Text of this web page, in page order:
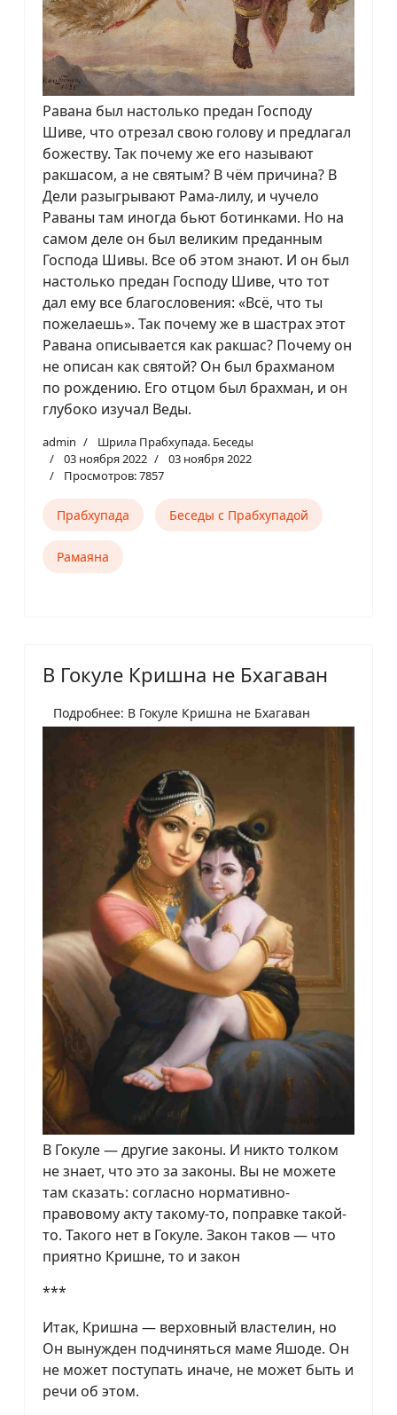
Равана был настолько предан Господу
Шиве, что отрезал свою голову и предлагал
божеству. Так почему же его называют
ракшасом, а не святым? В чём причина? В
Дели разыгрывают Рама-лилу, и чучело
Раваны там иногда бьют ботинками. Но на
самом деле он был великим преданным
Господа Шивы. Все об этом знают. И он был
настолько предан Господу Шиве, что тот
дал ему все благословения: «Всё, что ты
пожелаешь». Так почему же в шастрах этот
Равана описывается как ракшас? Почему он
не описан как святой? Он был брахманом
по рождению. Его отцом был брахман, и он
глубоко изучал Веды.
admin
Шрила Прабхупада. Беседы
03 ноября 2022
03 ноября 2022
Просмотров: 7857
Прабхупада Беседы с Прабхупадой
Рамаяна
В Гокуле Кришна не Бхагаван
Подробнее: В Гокуле Кришна не Бхагаван
В Гокуле — другие законы. И никто толком
не знает, что это за законы. Вы не можете
там сказать: согласно нормативно-
правовому акту такому-то, поправке такой-
то. Такого нет в Гокуле. Закон таков — что
приятно Кришне, то и закон
***
Итак, Кришна — верховный властелин, но
Он вынужден подчиняться маме Яшоде. Он
не может поступать иначе, не может быть и
речи об этом.